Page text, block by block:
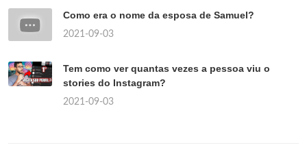
Como era o nome da esposa de Samuel?
2021-09-03
Tem como ver quantas vezes a pessoa viu o
stories do Instagram?
2021-09-03